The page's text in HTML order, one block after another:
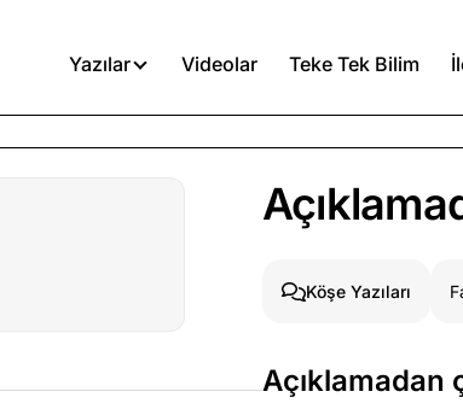
Yazılar Videolar Teke Tek Bilim
Ağustos 4, 2026
niye umutlu olduğumu bilmek
Köşe Yazıları
Açıklamadan